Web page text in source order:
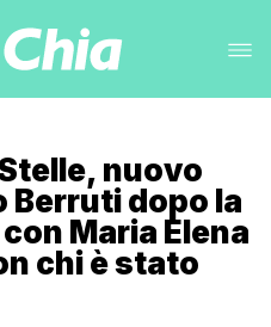
nuovo
Berruti dopo la
Maria Elena
chi è stato